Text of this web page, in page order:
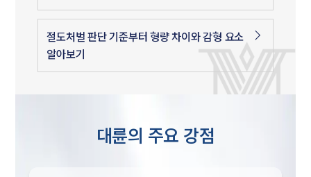
절도처벌 판단 기준부터 형량 차이와 감형 요소
알아보기
대륜의 주요 강점